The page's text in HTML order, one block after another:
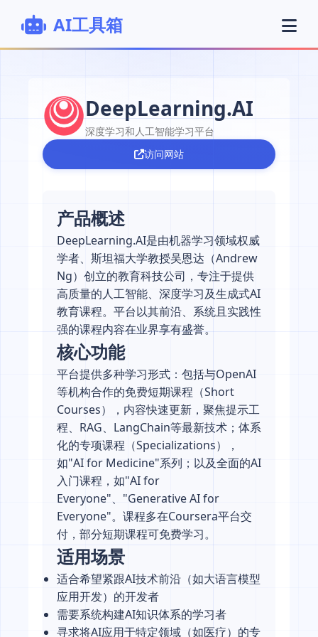
AI工具箱
DeepLearning.AI
深度学习和人工智能学习平台
访问网站
产品概述
DeepLearning.AI是由机器学习领域权威
学者、斯坦福大学教授吴恩达（Andrew
Ng）创立的教育科技公司，专注于提供
高质量的人工智能、深度学习及生成式AI
教育课程。平台以其前沿、系统且实践性
强的课程内容在业界享有盛誉。
核心功能
平台提供多种学习形式：包括与OpenAI
等机构合作的免费短期课程（Short
Courses），内容快速更新，聚焦提示工
程、RAG、LangChain等最新技术；体系
化的专项课程（Specializations），
如"AI for Medicine"系列；以及全面的AI
入门课程，如"AI for
Everyone"、"Generative AI for
Everyone"。课程多在Coursera平台交
付，部分短期课程可免费学习。
适用场景
适合希望紧跟AI技术前沿（如大语言模型
应用开发）的开发者
需要系统构建AI知识体系的学习者
寻求将AI应用于特定领域（如医疗）的专